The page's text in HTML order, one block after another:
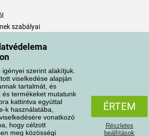
szerint alakítjuk.
viselkedése alapján
tartalmát, és
és termékeket mutatunk
kattintva egyúttal
k használatába,
vonatkozó
hogy célzott
meg közösségi
ÉRTEM
Részletes
beállítások
szabályai